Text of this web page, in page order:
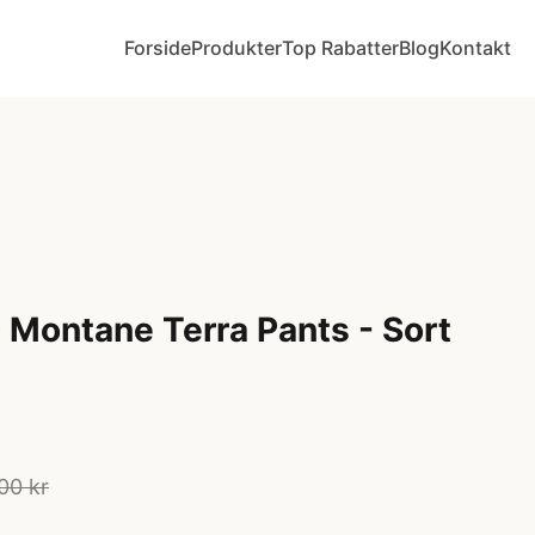
ForsideProdukterTop RabatterBlogKontakt
Terra Pants - Sort
kr